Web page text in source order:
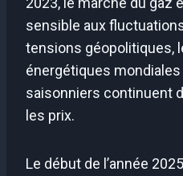
sensible aux
tensions géopolitiques,
énergétiques
saisonniers continuent
les prix.
Le début de l’année